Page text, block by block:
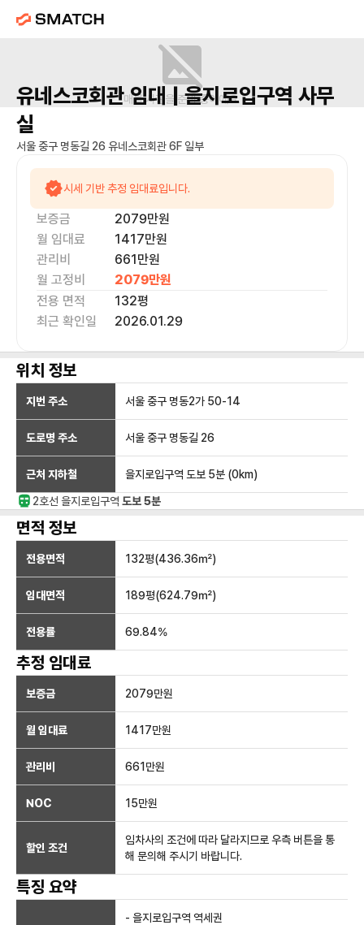
매물 사진을 준비 중이에요.
유네스코회관임대 | 을지로입구역 사무
실
서울 중구 명동길 26 유네스코회관 6F 일부
시세 기반 추정 임대료입니다.
보증금 2079만원
월 임대료
1417만원
관리비
661만원
월 고정비
2079만원
전용 면적
132평
최근 확인일
2026.01.29
위치 정보
지번 주소 서울 중구 명동2가 50-14
도로명 주소 서울 중구 명동길 26
근처 지하철 을지로입구역 도보 5분 (0km)
2호선 을지로입구역 도보 5분
면적 정보
전용면적 132평(436.36㎡)
임대면적 189평(624.79㎡)
전용률 69.84%
추정 임대료
보증금 2079만원
월 임대료 1417만원
관리비 661만원
NOC 15만원
할인 조건
임차사의 조건에 따라 달라지므로 우측 버튼을 통
해 문의해 주시기 바랍니다.
특징 요약
- 을지로입구역 역세권